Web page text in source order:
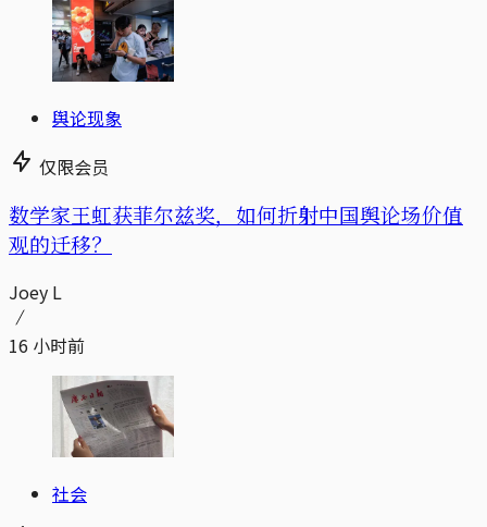
舆论现象
仅限会员
数学家王虹获菲尔兹奖，如何折射中国舆论场价值
观的迁移？
Joey L
16 小时前
社会